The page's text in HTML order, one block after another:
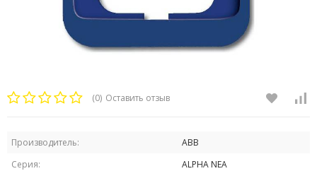
(0) Оставить отзыв
Производитель:
ABB
Серия:
ALPHA NEA